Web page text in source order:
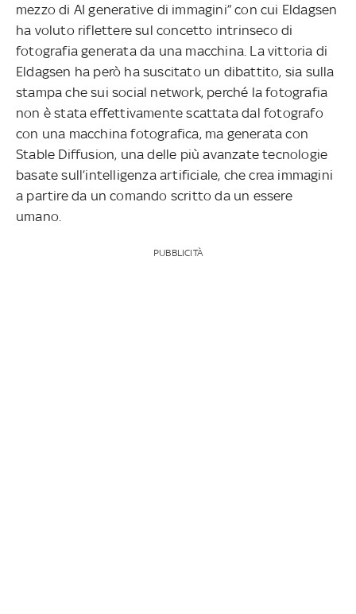
mezzo di AI generative di immagini” con cui Eldagsen
ha voluto riflettere sul concetto intrinseco di
fotografia generata da una macchina. La vittoria di
Eldagsen ha però ha suscitato un dibattito, sia sulla
stampa che sui social network, perché la fotografia
non è stata effettivamente scattata dal fotografo
con una macchina fotografica, ma generata con
Stable Diffusion, una delle più avanzate tecnologie
basate sull’intelligenza artificiale, che crea immagini
a partire da un comando scritto da un essere
umano.
PUBBLICITÀ